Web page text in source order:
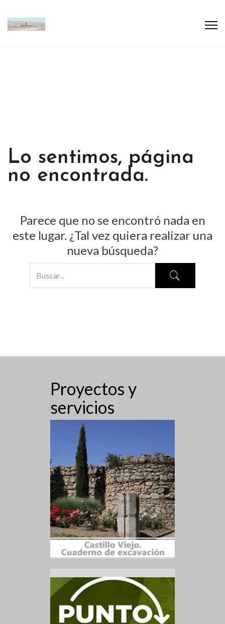
Lo sentimos, página
no encontrada.
Parece que no se encontró nada en
este lugar. ¿Tal vez quiera realizar una
nueva búsqueda?
Proyectos y
servicios